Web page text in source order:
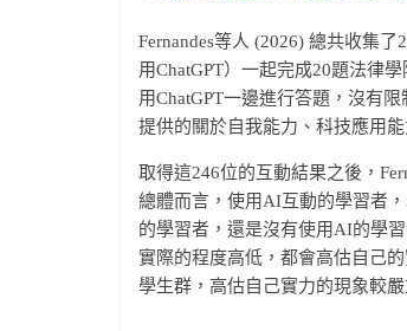
Fernandes等人 (2026) 總共收集
用ChatGPT）一起完成20題法律
用ChatGPT一邊進行答題，沒有
提供的關於自我能力、科技應用
取得這246位的互動結果之後，
總體而言，使用AI互動的學習者
的學習者，還是沒有使用AI的學
實際的程度高低，都會高估自己
學生群，高估自己實力的現象較